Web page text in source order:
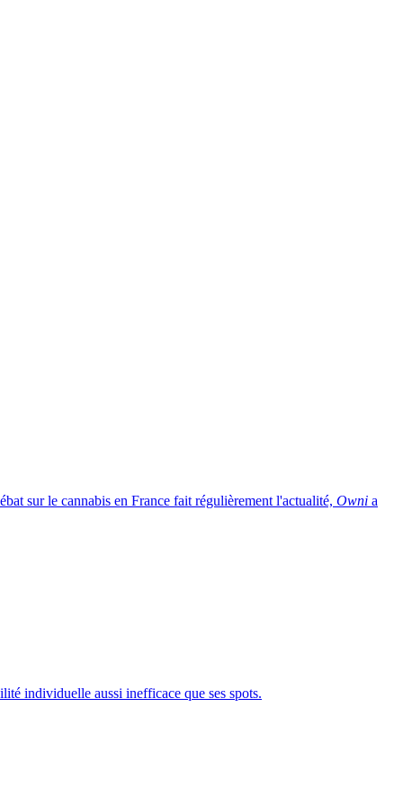
sur le cannabis en France fait régulièrement l'actualité, Owni a
individuelle aussi inefficace que ses spots.